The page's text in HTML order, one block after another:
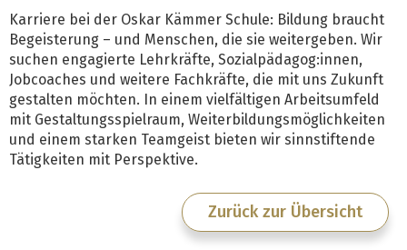
Karriere bei der Oskar Kämmer Schule: Bildung braucht
Begeisterung – und Menschen, die sie weitergeben. Wir
suchen engagierte Lehrkräfte, Sozialpädagog:innen,
Jobcoaches und weitere Fachkräfte, die mit uns Zukunft
gestalten möchten. In einem vielfältigen Arbeitsumfeld
mit Gestaltungsspielraum, Weiterbildungsmöglichkeiten
und einem starken Teamgeist bieten wir sinnstiftende
Tätigkeiten mit Perspektive.
Zurück zur Übersicht